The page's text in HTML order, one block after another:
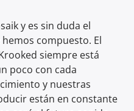
y es sin duda el
compuesto. El
siempre está
poco con cada
y nuestras
están en constante